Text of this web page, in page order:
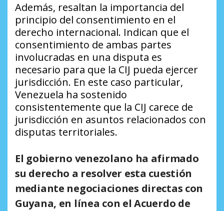
Además, resaltan la importancia del
principio del consentimiento en el
derecho internacional. Indican que el
consentimiento de ambas partes
involucradas en una disputa es
necesario para que la CIJ pueda ejercer
jurisdicción. En este caso particular,
Venezuela ha sostenido
consistentemente que la CIJ carece de
jurisdicción en asuntos relacionados con
disputas territoriales.
El gobierno venezolano ha afirmado
su derecho a resolver esta cuestión
mediante negociaciones directas con
Guyana, en línea con el Acuerdo de